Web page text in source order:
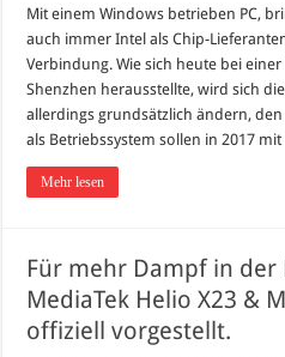
Mit einem Windows betrieben PC,
auch immer Intel als Chip-
Verbindung. Wie sich heute bei
Shenzhen herausstellte, wird sich
allerdings grundsätzlich ändern,
als Betriebssystem sollen in 2017 mit
Mehr lesen
Für mehr Dampf in der
MediaTek Helio X23 &
offiziell vorgestellt.